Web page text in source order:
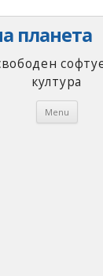
планета
култура
Menu Skip